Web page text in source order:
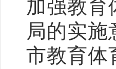
加强教育
局的实
市教育体